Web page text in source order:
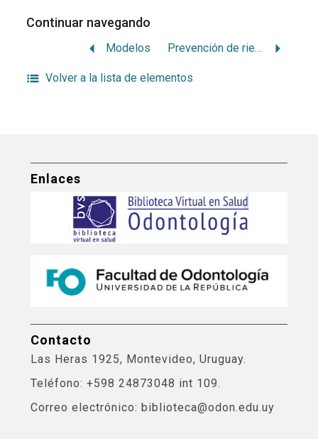
Continuar navegando
Modelos Prevención de riesgos laborales segun ambiente de desempeno de la función: clínicas, laboratorios y ambientes de atención en salud
Volver a la lista de elementos
Enlaces
Contacto
Las Heras 1925, Montevideo, Uruguay.
Teléfono: +598 24873048 int 109.
Correo electrónico: biblioteca@odon.edu.uy